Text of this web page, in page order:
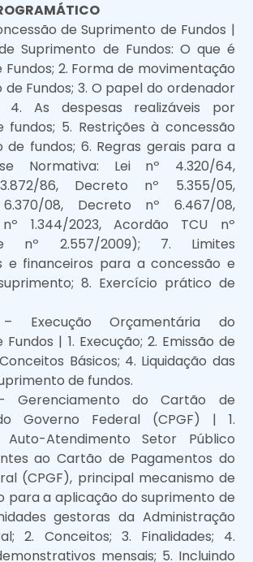
de Suprimento de Fundos |
Suprimento de Fundos: O que é
2. Forma de movimentação
Fundos; 3. O papel do ordenador
4. As despesas realizáveis por
fundos; 5. Restrições à concessão
de fundos; 6. Regras gerais para a
Normativa: Lei nº 4.320/64,
86, Decreto nº 5.355/05,
08, Decreto nº 6.467/08,
1.344/2023, Acordão TCU nº
e nº 2.557/2009); 7. Limites
e financeiros para a concessão e
8. Exercício prático de
Execução Orçamentária do
| 1. Execução; 2. Emissão de
Básicos; 4. Liquidação das
de fundos.
Gerenciamento do Cartão de
Governo Federal (CPGF) | 1.
Atendimento Setor Público
ao Cartão de Pagamentos do
(CPGF), principal mecanismo de
para a aplicação do suprimento de
gestoras da Administração
2. Conceitos; 3. Finalidades; 4.
mensais; 5. Incluindo